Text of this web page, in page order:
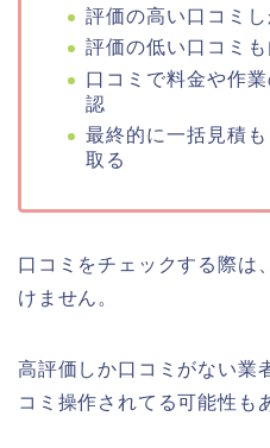
評価の高い口コミ
評価の低い口コミ
口コミで料金や作
認
最終的に一括見積
取る
口コミをチェックする際は
けません。
高評価しか口コミがない業
コミ操作されてる可能性も